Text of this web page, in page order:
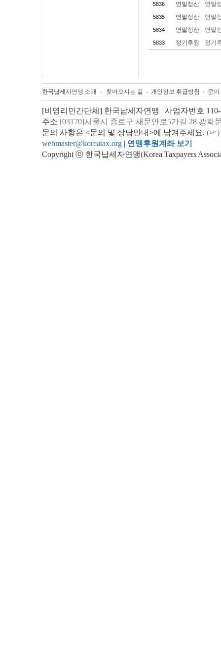
5836 연말정산 연말
5835 연말정산 연말
5834 연말정산 연말
5833 정기후원 정기
한국납세자연맹 소개 찾아오시는 길 개인정보 취급방침 문
[비영리민간단체] 한국납세자연맹 | 사업자번호
주소 [03170]서울시 종로구 새문안로5가길 28 광화
문의 사항은 <문의 및 상담안내>에 남겨주세요. (☞)
webmaster@koreatax.org | 연맹후원계좌 보기
Copyright ⓒ 한국납세자연맹(Korea Taxpayers